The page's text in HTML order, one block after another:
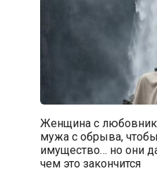
Женщина с
мужа с обрыва,
имущество… но они
чем это закончится